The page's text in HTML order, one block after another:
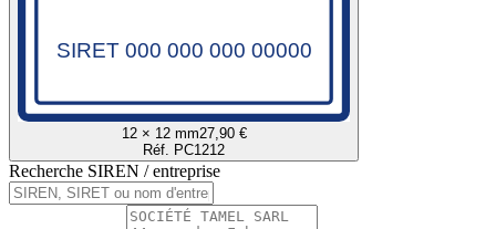
SIRET 000 000 000 00000
12 × 12 mm27,90 €
Réf. PC1212
Recherche SIREN / entreprise